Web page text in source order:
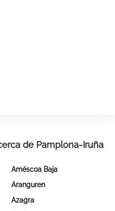
de Pamplona-Iruña
Améscoa Baja
Aranguren
Azagra